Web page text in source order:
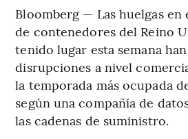
Bloomberg — Las huelgas
de contenedores del Reino
tenido lugar esta semana
disrupciones a nivel
la temporada más ocupada
según una compañía de
las cadenas de suministro.